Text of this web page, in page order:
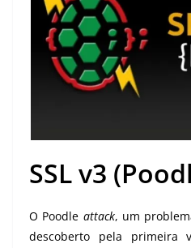
SSL v3
O Poodle attack, um
descoberto pela